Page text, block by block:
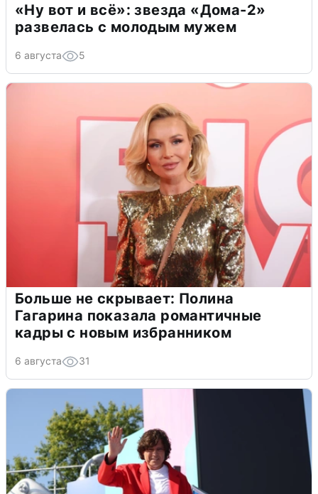
«Ну вот и всё»: звезда «Дома-2»
развелась с молодым мужем
6 августа 5
Больше не скрывает: Полина
Гагарина показала романтичные
кадры с новым избранником
6 августа 31